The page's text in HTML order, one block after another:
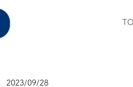
2023/09/28